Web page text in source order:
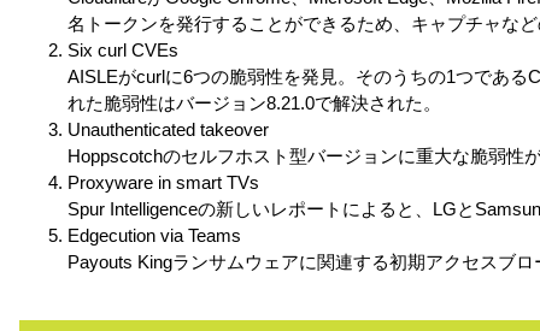
名トークンを発行することができるため、キャプチャな
Six curl CVEs
AISLEがcurlに6つの脆弱性を発見。そのうちの1つであ
れた脆弱性はバージョン8.21.0で解決された。
Unauthenticated takeover
Hoppscotchのセルフホスト型バージョンに重大な脆弱性
Proxyware in smart TVs
Spur Intelligenceの新しいレポートによると、LGと
Edgecution via Teams
Payouts Kingランサムウェアに関連する初期アクセスブ